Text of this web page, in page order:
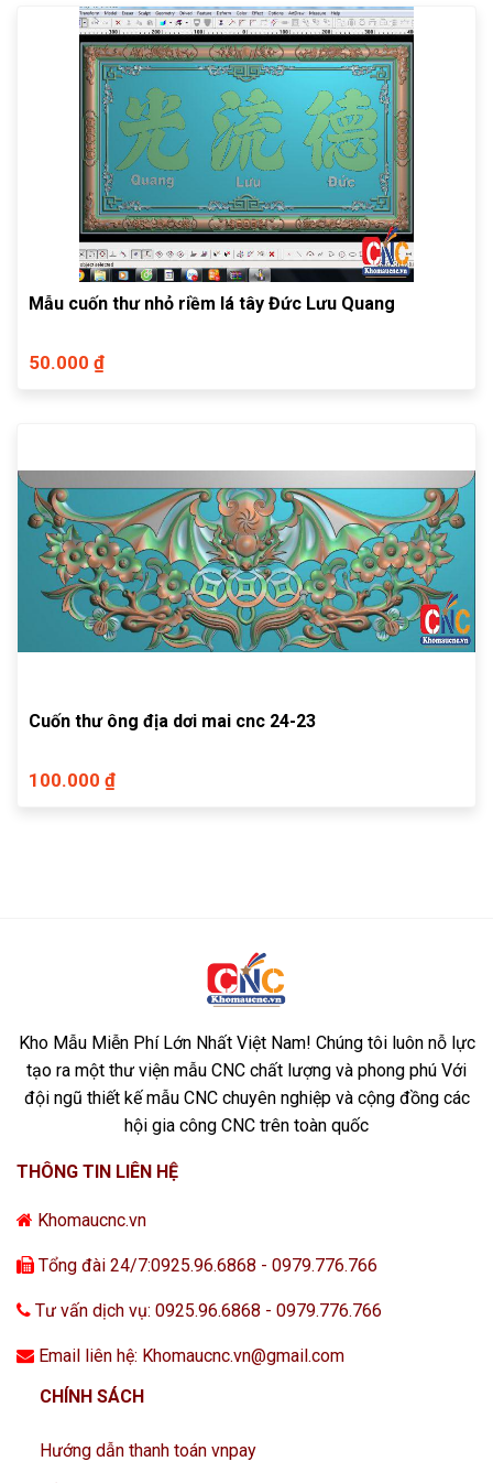
Mẫu cuốn thư nhỏ riềm lá tây Đức Lưu Quang
50.000 ₫
Cuốn thư ông địa dơi mai cnc 24-23
100.000 ₫
Kho Mẫu Miễn Phí Lớn Nhất Việt Nam! Chúng tôi luôn nỗ lực
tạo ra một thư viện mẫu CNC chất lượng và phong phú Với
đội ngũ thiết kế mẫu CNC chuyên nghiệp và cộng đồng các
hội gia công CNC trên toàn quốc
THÔNG TIN LIÊN HỆ
Khomaucnc.vn
Tổng đài 24/7:0925.96.6868 - 0979.776.766
Tư vấn dịch vụ: 0925.96.6868 - 0979.776.766
Email liên hệ: Khomaucnc.vn@gmail.com
CHÍNH SÁCH
Hướng dẫn thanh toán vnpay